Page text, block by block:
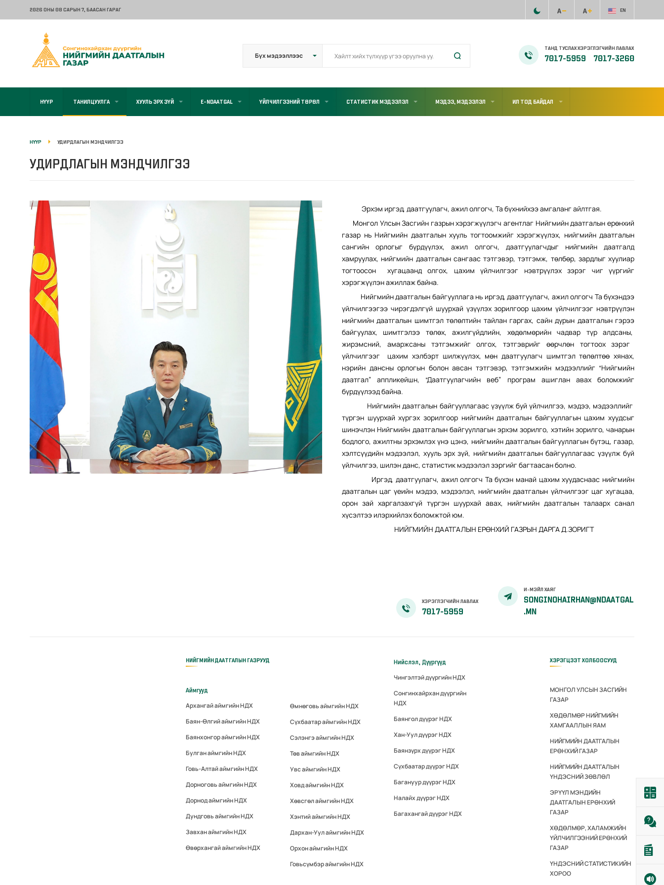
2026 ОНЫ 08 САРЫН 7, БААСАН ГАРАГ EN
ТАНД ТУСЛАХ ХЭРЭГЛЭГЧИЙН ЛАВЛАХ
7017-5959 7017-3260
НҮҮР ТАНИЛЦУУЛГА ХУУЛЬ ЭРХ ЗҮЙ E-NDAATGAL ҮЙЛЧИЛГЭЭНИЙ ТӨРӨЛ СТАТИСТИК МЭДЭЭЛЭЛ МЭДЭЭ, МЭДЭЭЛЭЛ ИЛ ТОД БАЙДАЛ
НҮҮР УДИРДЛАГЫН МЭНДЧИЛГЭЭ
УДИРДЛАГЫН МЭНДЧИЛГЭЭ
Эрхэм иргэд, даатгуулагч, ажил олгогч, Та бүхнийхээ амгаланг айлтгая.
Монгол Улсын Засгийн газрын хэрэгжүүлэгч агентлаг Нийгмийн даатгалын ерөнхий
газар нь Нийгмийн даатгалын хууль тогтоомжийг хэрэгжүүлэх, нийгмийн даатгалын
сангийн орлогыг бүрдүүлэх, ажил олгогч, даатгуулагчдыг нийгмийн даатгалд
хамруулах, нийгмийн даатгалын сангаас тэтгэвэр, тэтгэмж, төлбөр, зардлыг хуулиар
тогтоосон хугацаанд олгох, цахим үйлчилгээг нэвтрүүлэх зэрэг чиг үүргийг
хэрэгжүүлэн ажиллаж байна.
Нийгмийн даатгалын байгууллага нь иргэд, даатгуулагч, ажил олгогч Та бүхэндээ
үйлчилгээгээ чирэгдэлгүй шуурхай үзүүлэх зорилгоор цахим үйлчилгээг нэвтрүүлэн
нийгмийн даатгалын шимтгэл төлөлтийн тайлан гаргах, сайн дурын даатгалын гэрээ
байгуулах, шимтгэлээ төлөх, ажилгүйдлийн, хөдөлмөрийн чадвар түр алдсаны,
жирэмсний, амаржсаны тэтгэмжийг олгох, тэтгэврийг өөрчлөн тогтоох зэрэг
үйлчилгээг цахим хэлбэрт шилжүүлэх, мөн даатгуулагч шимтгэл төлөлтөө хянах,
нэрийн дансны орлогын болон авсан тэтгэвэр, тэтгэмжийн мэдээллийг “Нийгмийн
даатгал” аппликейшн, “Даатгуулагчийн веб” програм ашиглан авах боломжийг
бүрдүүлээд байна.
Нийгмийн даатгалын байгууллагаас үзүүлж буй үйлчилгээ, мэдээ, мэдээллийг
түргэн шуурхай хүргэх зорилгоор нийгмийн даатгалын байгууллагын цахим хуудсыг
шинэчлэн Нийгмийн даатгалын байгууллагын эрхэм зорилго, хэтийн зорилго, чанарын
бодлого, ажилтны эрхэмлэх үнэ цэнэ, нийгмийн даатгалын байгууллагын бүтэц, газар,
хэлтсүүдийн мэдээлэл, хууль эрх зүй, нийгмийн даатгалын байгууллагаас үзүүлж буй
үйлчилгээ, шилэн данс, статистик мэдээлэл зэргийг багтаасан болно.
Иргэд, даатгуулагч, ажил олгогч Та бүхэн манай цахим хуудаснаас нийгмийн
даатгалын цаг үеийн мэдээ, мэдээлэл, нийгмийн даатгалын үйлчилгээг цаг хугацаа,
орон зай харгалзахгүй түргэн шуурхай авах, нийгмийн даатгалын талаарх санал
хүсэлтээ илэрхийлэх боломжтой юм.
НИЙГМИЙН ДААТГАЛЫН ЕРӨНХИЙ ГАЗРЫН ДАРГА Д.ЗОРИГТ
ХЭРЭГЛЭГЧИЙН ЛАВЛАХ
7017-5959
И-МЭЙЛ ХАЯГ
SONGINOHAIRHAN@NDAATGAL
.MN
НИЙГМИЙН ДААТГАЛЫН ГАЗРУУД
Аймгууд
Архангай аймгийн НДХ
Баян-Өлгий аймгийн НДХ
Баянхонгор аймгийн НДХ
Булган аймгийн НДХ
Говь-Алтай аймгийн НДХ
Дорноговь аймгийн НДХ
Дорнод аймгийн НДХ
Дундговь аймгийн НДХ
Завхан аймгийн НДХ
Өвөрхангай аймгийн НДХ
Өмнөговь аймгийн НДХ
Сүхбаатар аймгийн НДХ
Сэлэнгэ аймгийн НДХ
Төв аймгийн НДХ
Увс аймгийн НДХ
Ховд аймгийн НДХ
Хөвсгөл аймгийн НДХ
Хэнтий аймгийн НДХ
Дархан-Уул аймгийн НДХ
Орхон аймгийн НДХ
Говьсүмбэр аймгийн НДХ
Нийслэл, Дүүргүүд
Чингэлтэй дүүргийн НДХ
Сонгинхайрхан дүүргийн
НДХ
Баянгол дүүрэг НДХ
Хан-Уул дүүрэг НДХ
Баянзүрх дүүрэг НДХ
Сүхбаатар дүүрэг НДХ
Багануур дүүрэг НДХ
Налайх дүүрэг НДХ
Багахангай дүүрэг НДХ
ХЭРЭГЦЭЭТ ХОЛБООСУУД
МОНГОЛ УЛСЫН ЗАСГИЙН
ГАЗАР
ХӨДӨЛМӨР НИЙГМИЙН
ХАМГААЛЛЫН ЯАМ
НИЙГМИЙН ДААТГАЛЫН
ЕРӨНХИЙ ГАЗАР
НИЙГМИЙН ДААТГАЛЫН
ҮНДЭСНИЙ ЗӨВЛӨЛ
ЭРҮҮЛ МЭНДИЙН
ДААТГАЛЫН ЕРӨНХИЙ
ГАЗАР
ХӨДӨЛМӨР, ХАЛАМЖИЙН
ҮЙЛЧИЛГЭЭНИЙ ЕРӨНХИЙ
ГАЗАР
ҮНДЭСНИЙ СТАТИСТИКИЙН
ХОРОО